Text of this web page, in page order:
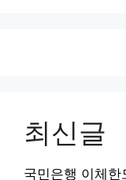
최신글
국민은행 이체